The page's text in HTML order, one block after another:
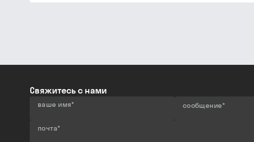
Свяжитесь с нами
ваше имя*
почта*
сообщение*